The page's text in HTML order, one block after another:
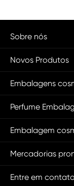
Sobre nós
Novos Produtos
Embalagens
Perfume
Embalagem
Mercadorias
Entre em